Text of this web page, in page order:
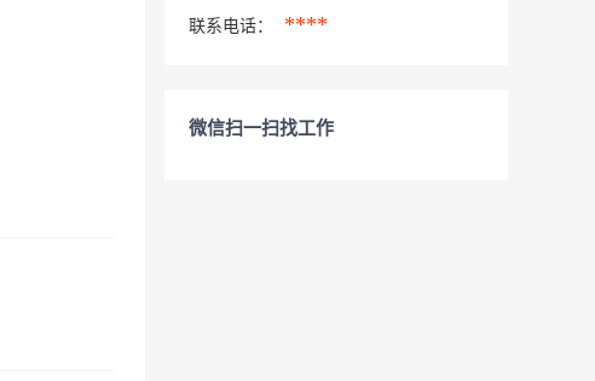
联系电话： ****
微信扫一扫找工作